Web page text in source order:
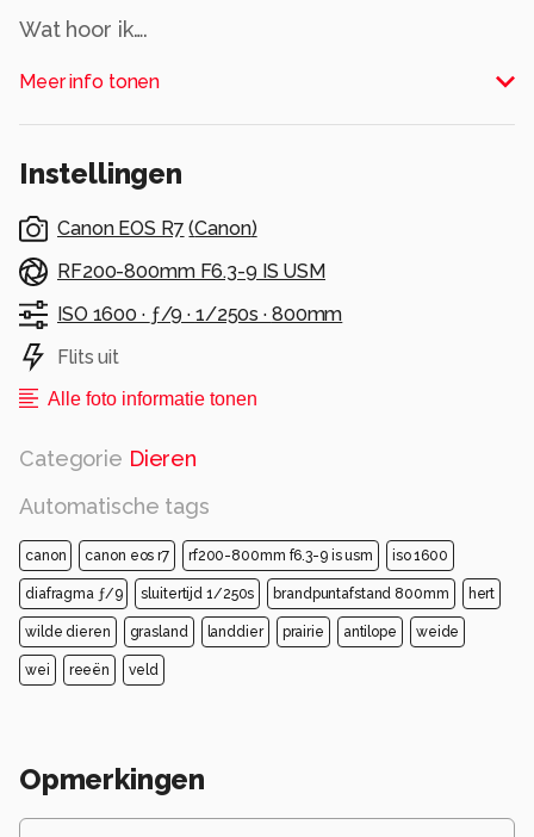
Alle rechten voorbehouden
Meer info tonen
Instellingen
Canon EOS R7 (Canon)
RF200-800mm F6.3-9 IS USM
ISO 1600 · ƒ/9 · 1/250s · 800mm
Flits uit
Alle foto informatie tonen
Categorie Dieren
Automatische tags
canon canon eos r7 rf200-800mm f6.3-9 is usm iso 1600
diafragma ƒ/9 sluitertijd 1/250s brandpuntafstand 800mm hert
wilde dieren grasland landdier prairie antilope weide
wei reeën veld
Opmerkingen